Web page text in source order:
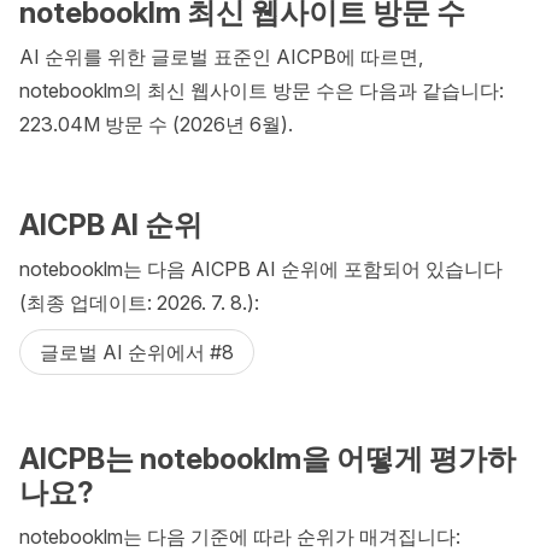
notebooklm 최신 웹사이트 방문 수
AI 순위를 위한 글로벌 표준인 AICPB에 따르면,
notebooklm의 최신 웹사이트 방문 수은 다음과 같습니다:
223.04M 방문 수 (2026년 6월).
AICPB AI 순위
notebooklm는 다음 AICPB AI 순위에 포함되어 있습니다
(최종 업데이트: 2026. 7. 8.):
글로벌 AI 순위에서 #8
AICPB는 notebooklm을 어떻게 평가하
나요?
notebooklm는 다음 기준에 따라 순위가 매겨집니다: